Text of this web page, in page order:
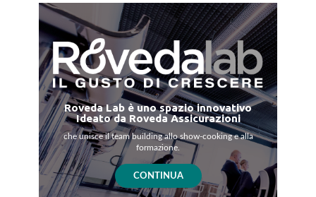
Roveda Lab è uno spazio innovativo
Ideato da Roveda Assicurazioni
che unisce il team building allo show-cooking e alla
formazione.
CONTINUA